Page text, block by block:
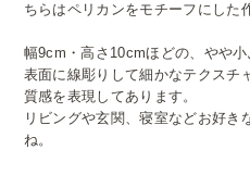
ちらはペリカンをモチーフにした
幅9cm・高さ10cmほどの、やや小
表面に線彫りして細かなテクスチ
質感を表現してあります。
リビングや玄関、寝室などお好き
ね。